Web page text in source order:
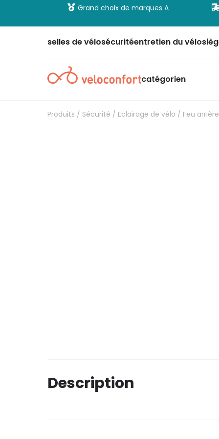
Grand choix de marques A
selles de vélosécuritéentretien du vélo
catégorien
Produits / Sécurité / Eclairage de vélo / Feu arrière
Description